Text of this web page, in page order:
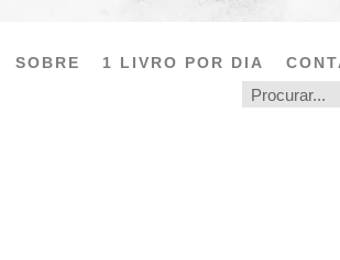
SOBRE 1 LIVRO POR DIA